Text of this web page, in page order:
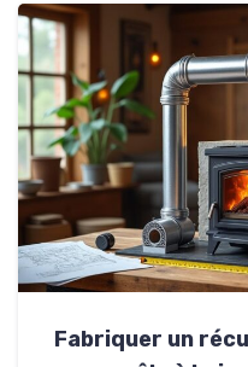
Fabriquer un